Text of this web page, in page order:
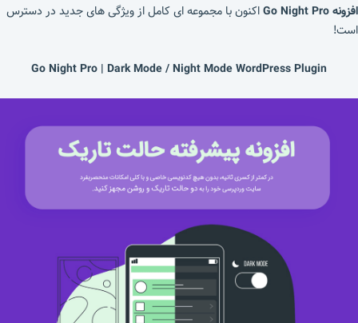
افزونه Go Night Pro
اکنون با مجموعه ای کامل از ویژگی های جدید در دسترس
است!
Go Night Pro | Dark Mode / Night Mode WordPress Plugin